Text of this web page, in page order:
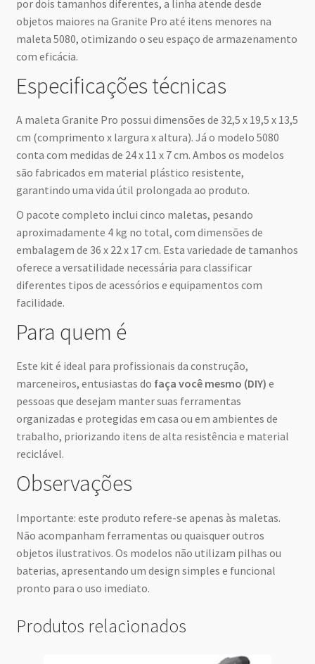
por dois tamanhos diferentes, a linha atende desde
objetos maiores na Granite Pro até itens menores na
maleta 5080, otimizando o seu espaço de armazenamento
com eficácia.
Especificações técnicas
A maleta Granite Pro possui dimensões de 32,5 x 19,5 x 13,5
cm (comprimento x largura x altura). Já o modelo 5080
conta com medidas de 24 x 11 x 7 cm. Ambos os modelos
são fabricados em material plástico resistente,
garantindo uma vida útil prolongada ao produto.
O pacote completo inclui cinco maletas, pesando
aproximadamente 4 kg no total, com dimensões de
embalagem de 36 x 22 x 17 cm. Esta variedade de tamanhos
oferece a versatilidade necessária para classificar
diferentes tipos de acessórios e equipamentos com
facilidade.
Para quem é
Este kit é ideal para profissionais da construção,
marceneiros, entusiastas do faça você mesmo (DIY) e
pessoas que desejam manter suas ferramentas
organizadas e protegidas em casa ou em ambientes de
trabalho, priorizando itens de alta resistência e material
reciclável.
Observações
Importante: este produto refere-se apenas às maletas.
Não acompanham ferramentas ou quaisquer outros
objetos ilustrativos. Os modelos não utilizam pilhas ou
baterias, apresentando um design simples e funcional
pronto para o uso imediato.
Produtos relacionados